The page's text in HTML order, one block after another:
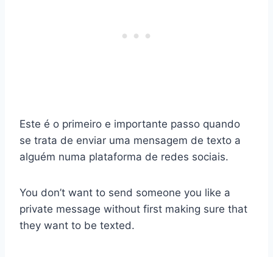
Este é o primeiro e importante passo quando
se trata de enviar uma mensagem de texto a
alguém numa plataforma de redes sociais.
You don’t want to send someone you like a
private message without first making sure that
they want to be texted.